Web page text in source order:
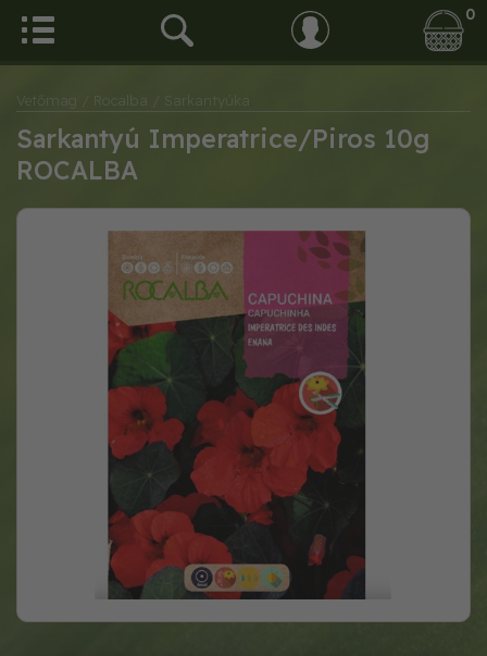
0
Vetőmag / Rocalba / Sarkantyúka
Sarkantyú Imperatrice/Piros 10g
ROCALBA